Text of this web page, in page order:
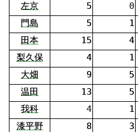
左京
5 0
門島
5 1
田本
15 4
梨久保
4 1
大畑
9 5
温田
13 5
我科
4 1
漆平野
8 3